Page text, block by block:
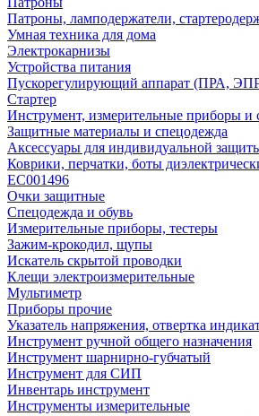
Патроны, ламподержатели,
Умная техника для дома
Электрокарнизы
Устройства питания
Пускорегулирующий аппарат (ПРА,
Стартер
Инструмент, измерительные приборы и
Защитные материалы и спецодежда
Аксессуары для индивидуальной
Коврики, перчатки, боты
EC001496
Очки защитные
Спецодежда и обувь
Измерительные приборы, тестеры
Зажим-крокодил, щупы
Искатель скрытой проводки
Клещи электроизмерительные
Мультиметр
Приборы прочие
Указатель напряжения, отвертка
Инструмент ручной общего назначения
Инструмент шарнирно-губчатый
Инструмент для СИП
Инвентарь инструмент
Инструменты измерительные